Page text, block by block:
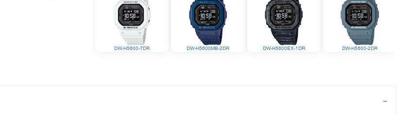
DW-H5600-7DR DW-H5600MB-2DR DW-H5600EX-1DR DW-H5600-2DR